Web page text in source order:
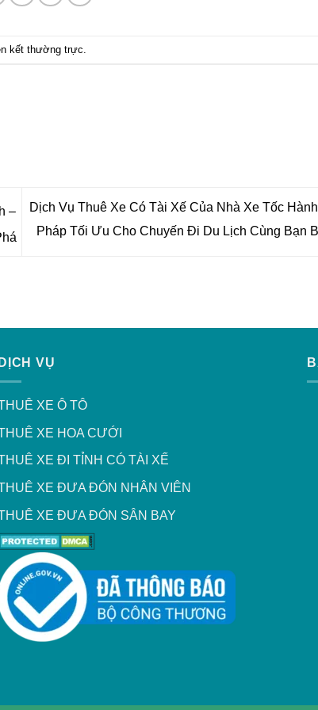
kết thường trực
–
Dịch Vụ Thuê Xe Có Tài Xế Của Nhà Xe Tốc
Pháp Tối Ưu Cho Chuyến Đi Du Lịch Cùng Bạn
DỊCH VỤ
XE Ô TÔ
XE HOA CƯỚI
XE ĐI TỈNH CÓ TÀI XẾ
XE ĐƯA ĐÓN NHÂN VIÊN
XE ĐƯA ĐÓN SÂN BAY